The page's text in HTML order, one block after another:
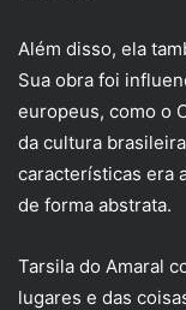
Além disso, ela
Sua obra foi
europeus, como o
da cultura
características era
de forma abstrata.
Tarsila do Amaral
lugares e das